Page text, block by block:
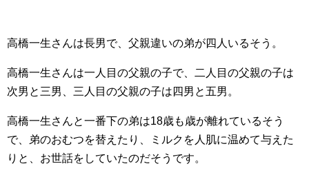
高橋一生さんは長男で、父親違いの弟が四人いるそう。
高橋一生さんは一人目の父親の子で、二人目の父親の子は
次男と三男、三人目の父親の子は四男と五男。
高橋一生さんと一番下の弟は18歳も歳が離れているそう
で、弟のおむつを替えたり、ミルクを人肌に温めて与えた
りと、お世話をしていたのだそうです。